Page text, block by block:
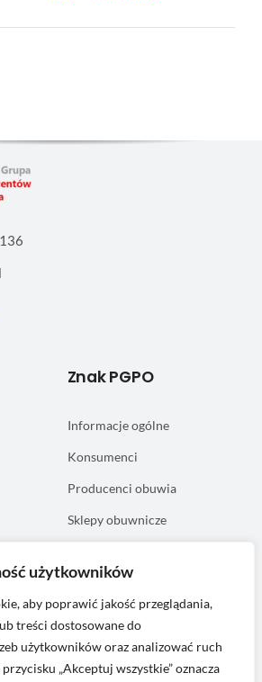
użytkowników
aby poprawić jakość przeglądania,
treści dostosowane do
użytkowników oraz analizować ruch
„Akceptuj wszystkie” oznacza
Znak PGPO
Informacje ogólne
Konsumenci
Producenci obuwia
Sklepy obuwnicze
Certyfikacja